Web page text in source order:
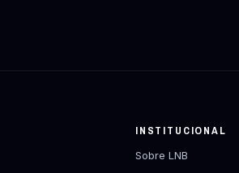
INSTITUCIONAL
Sobre LNB